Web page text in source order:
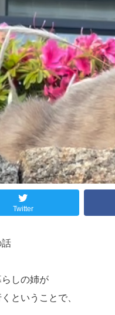
Twitter
話
しの姉が
ということで、